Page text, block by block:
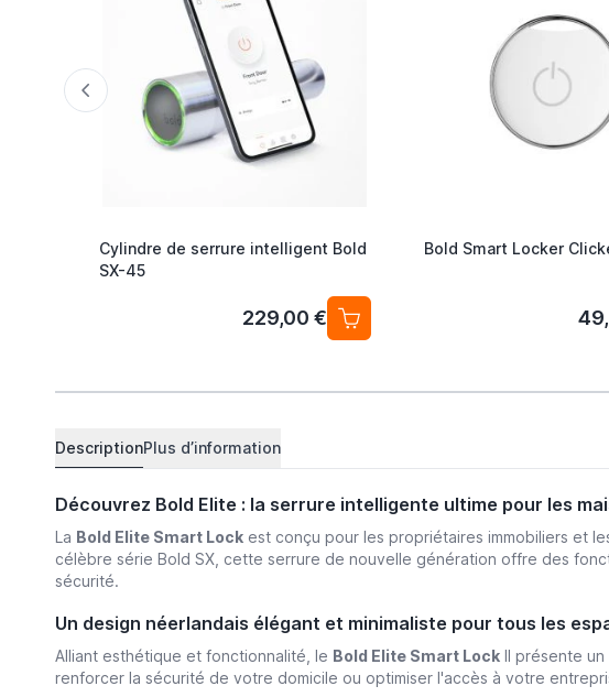
Cylindre de serrure intelligent Bold
SX-45
229,00 €
Bold Smart Locker
DescriptionPlus d’information
Découvrez Bold Elite : la serrure intelligente ultime pour les
La Bold Elite Smart Lockest conçu pour les propriétaires immobiliers et
célèbre série Bold SX, cette serrure de nouvelle génération offre des
sécurité.
Un design néerlandais élégant et minimaliste pour tous les
Alliant esthétique et fonctionnalité, le Bold Elite Smart LockIl présente un
renforcer la sécurité de votre domicile ou optimiser l'accès à votre